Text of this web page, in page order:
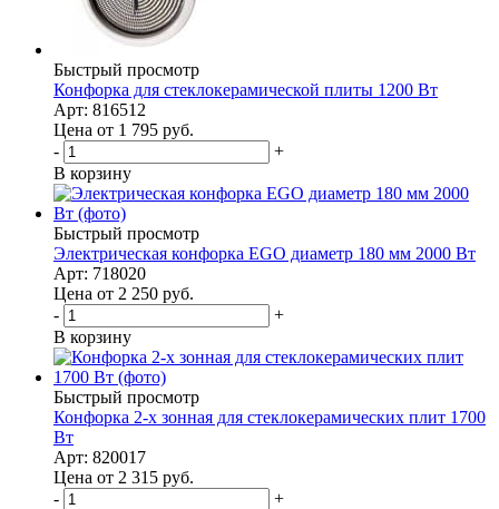
Быстрый просмотр
Конфорка для стеклокерамической плиты 1200 Вт
Арт: 816512
Цена от 1 795 руб.
-
+
В корзину
Быстрый просмотр
Электрическая конфорка EGO диаметр 180 мм 2000 Вт
Арт: 718020
Цена от 2 250 руб.
-
+
В корзину
Быстрый просмотр
Конфорка 2-х зонная для стеклокерамических плит 1700
Вт
Арт: 820017
Цена от 2 315 руб.
-
+